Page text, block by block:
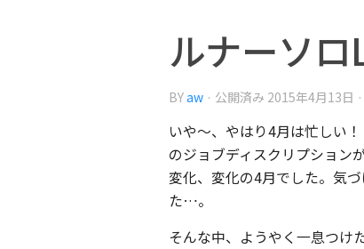
ルナーソロ
BYaw · 公開済み 2015年4月13日
いや〜、やはり4月は忙しい
のジョブディスクリプション
変化、変化の4月でした。気
た…。
そんな中、ようやく一息つけ